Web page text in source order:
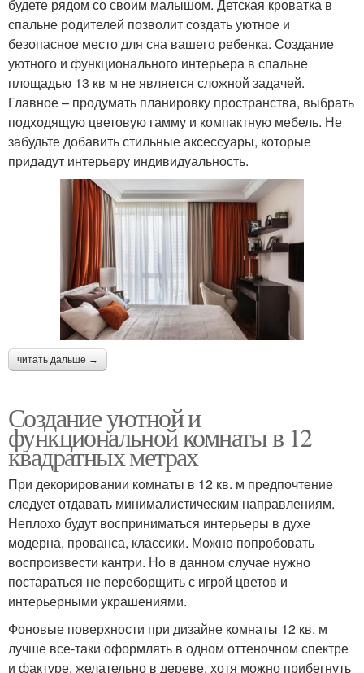
будете рядом со своим малышом. Детская кроватка в
спальне родителей позволит создать уютное и
безопасное место для сна вашего ребенка. Создание
уютного и функционального интерьера в спальне
площадью 13 кв м не является сложной задачей.
Главное – продумать планировку пространства, выбрать
подходящую цветовую гамму и компактную мебель. Не
забудьте добавить стильные аксессуары, которые
придадут интерьеру индивидуальность.
читать дальше →
Создание уютной и
функциональной комнаты в 12
квадратных метрах
При декорировании комнаты в 12 кв. м предпочтение
следует отдавать минималистическим направлениям.
Неплохо будут восприниматься интерьеры в духе
модерна, прованса, классики. Можно попробовать
воспроизвести кантри. Но в данном случае нужно
постараться не переборщить с игрой цветов и
интерьерными украшениями.
Фоновые поверхности при дизайне комнаты 12 кв. м
лучше все-таки оформлять в одном оттеночном спектре
и фактуре, желательно в дереве, хотя можно прибегнуть